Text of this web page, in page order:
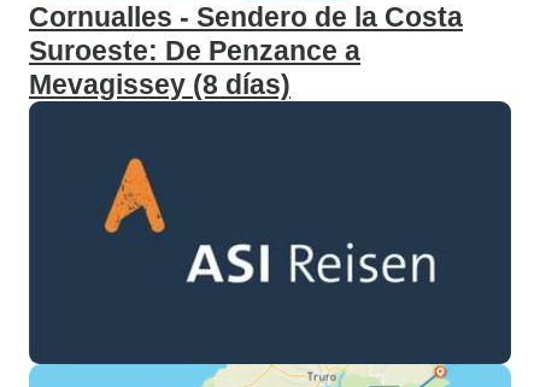
Cornualles - Sendero de la Costa
Suroeste: De Penzance a
Mevagissey (8 días)